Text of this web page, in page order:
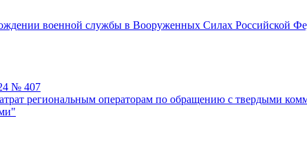
военной службы в Вооруженных Силах Российской
№ 407
региональным операторам по обращению с твердыми